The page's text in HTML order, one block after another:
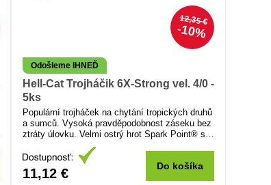
12,35 €
10%
Odošleme IHNEĎ
Hell-Cat Trojháčik 6X-Strong vel. 4/0 -
5ks
Populární trojháček na chytání tropických druhů
a sumců. Vysoká pravděpodobnost záseku bez
ztráty úlovku. Velmi ostrý hrot Spark Point® s
ohromujícím efektem odolnosti a trvanlivosti.
Jedinečný pro použití na patentku, návazce,
vobler.
11,12 € Do košíka